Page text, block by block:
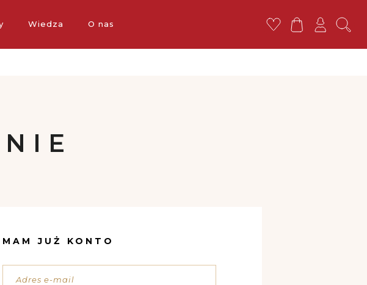
Wiedza O nas
MAM JUŻ KONTO
Adres e-mail